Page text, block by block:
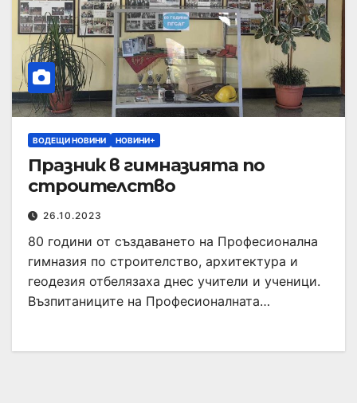
ВОДЕЩИ НОВИНИ НОВИНИ+
Празник в гимназията по
строителство
26.10.2023
80 години от създаването на Професионална
гимназия по строителство, архитектура и
геодезия отбелязаха днес учители и ученици.
Възпитаниците на Професионалната…